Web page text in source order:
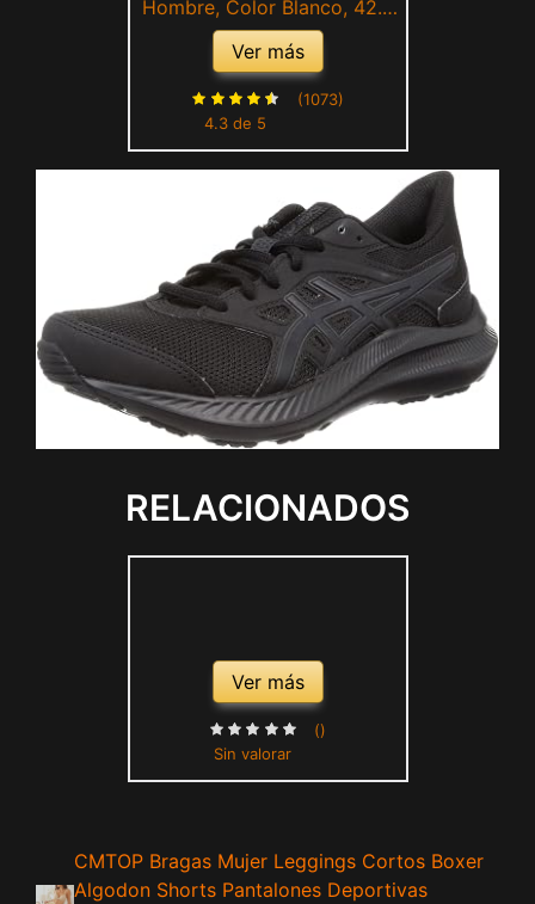
Hombre, Color Blanco, 42.5
EU
Ver más
4.3 de 5
(1073)
RELACIONADOS
Ver más
Sin valorar
()
CMTOP Bragas Mujer Leggings Cortos Boxer
Algodon Shorts Pantalones Deportivas